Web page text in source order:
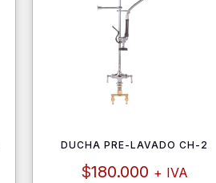
DUCHA PRE-LAVADO CH-2
$180.000 + IVA